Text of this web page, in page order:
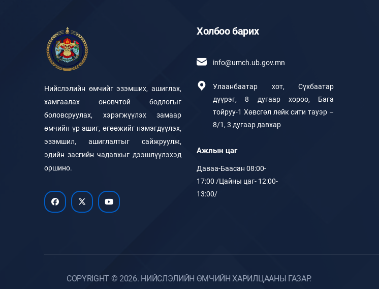
Нийслэлийн өмчийг эзэмших, ашиглах,
хамгаалах оновчтой бодлогыг
боловсруулах, хэрэгжүүлэх замаар
өмчийн үр ашиг, өгөөжийг нэмэгдүүлэх,
эзэмшил, ашиглалтыг сайжруулж,
эдийн засгийн чадавхыг дээшлүүлэхэд
оршино.
Холбоо барих
info@umch.ub.gov.mn
Улаанбаатар хот, Сүхбаатар
дүүрэг, 8 дугаар хороо, Бага
тойруу-1 Хөвсгөл лейк сити тауэр –
8/1, 3 дугаар давхар
Ажлын цаг
Даваа-Баасан 08:00-
17:00 /Цайны цаг- 12:00-
13:00/
COPYRIGHT © 2026. НИЙСЛЭЛИЙН ӨМЧИЙН ХАРИЛЦААНЫ ГАЗАР.